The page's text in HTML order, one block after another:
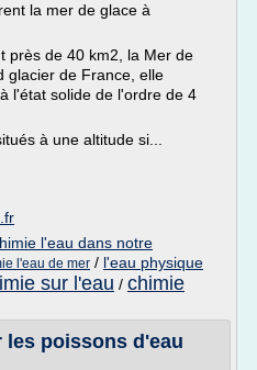
la mer de glace à
près de 40 km2, la Mer de
glacier de France, elle
l'état solide de l'ordre de 4
à une altitude si...
l'eau dans notre
l'eau de mer / l'eau physique
sur l'eau / chimie
les poissons d'eau